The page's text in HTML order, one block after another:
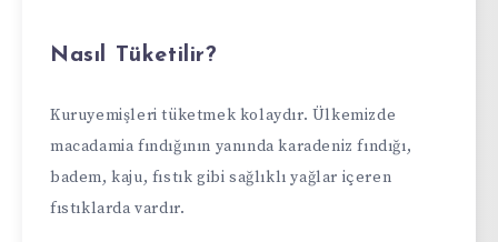
Nasıl Tüketilir?
Kuruyemişleri tüketmek kolaydır. Ülkemizde
macadamia fındığının yanında karadeniz fındığı,
badem, kaju, fıstık gibi sağlıklı yağlar içeren
fıstıklarda vardır.